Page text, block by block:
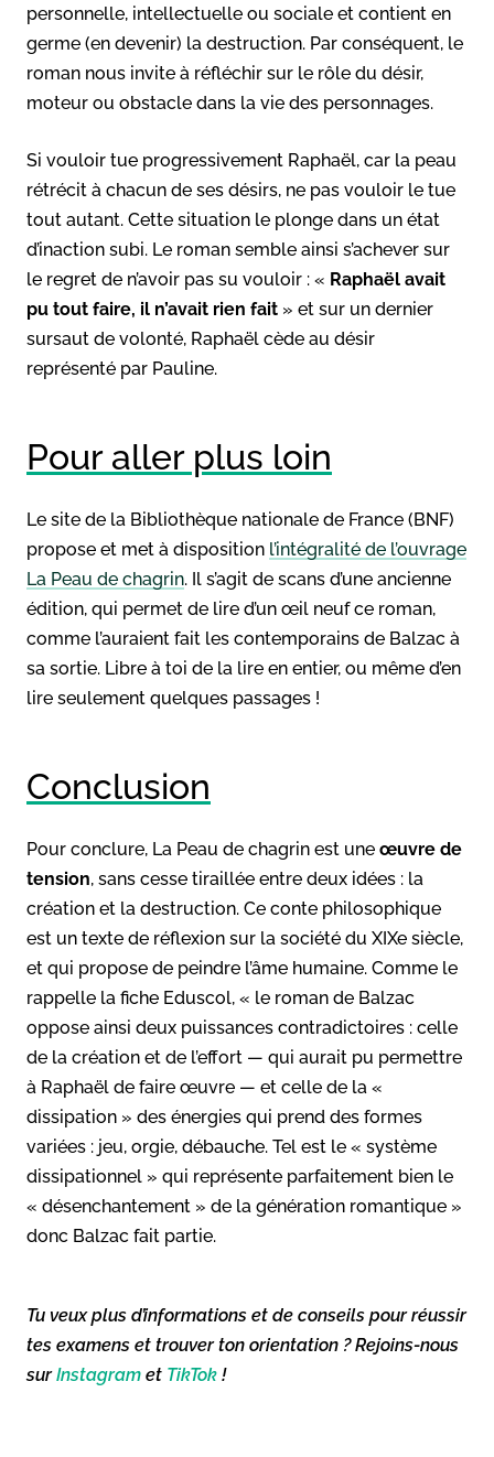
personnelle, intellectuelle ou sociale et contient en
germe (en devenir) la destruction. Par conséquent, le
roman nous invite à réfléchir sur le rôle du désir,
moteur ou obstacle dans la vie des personnages.
Si vouloir tue progressivement Raphaël, car la peau
rétrécit à chacun de ses désirs, ne pas vouloir le tue
tout autant. Cette situation le plonge dans un état
d’inaction subi. Le roman semble ainsi s’achever sur
le regret de n’avoir pas su vouloir : « Raphaël avait
pu tout faire, il n’avait rien fait » et sur un dernier
sursaut de volonté, Raphaël cède au désir
représenté par Pauline.
Pour aller plus loin
Le site de la Bibliothèque nationale de France (BNF)
propose et met à disposition l’intégralité de l’ouvrage
La Peau de chagrin. Il s’agit de scans d’une ancienne
édition, qui permet de lire d’un œil neuf ce roman,
comme l’auraient fait les contemporains de Balzac à
sa sortie. Libre à toi de la lire en entier, ou même d’en
lire seulement quelques passages !
Conclusion
Pour conclure, La Peau de chagrin est une œuvre de
tension, sans cesse tiraillée entre deux idées : la
création et la destruction. Ce conte philosophique
est un texte de réflexion sur la société du XIXe siècle,
et qui propose de peindre l’âme humaine. Comme le
rappelle la fiche Eduscol, « le roman de Balzac
oppose ainsi deux puissances contradictoires : celle
de la création et de l’effort — qui aurait pu permettre
à Raphaël de faire œuvre — et celle de la «
dissipation » des énergies qui prend des formes
variées : jeu, orgie, débauche. Tel est le « système
dissipationnel » qui représente parfaitement bien le
« désenchantement » de la génération romantique »
donc Balzac fait partie.
Tu veux plus d’informations et de conseils pour réussir
tes examens et trouver ton orientation ? Rejoins-nous
surInstagram et TikTok !